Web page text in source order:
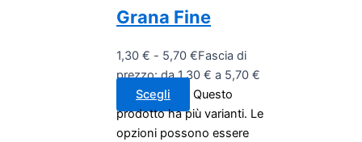
Grana Fine
1,30 € - 5,70 €Fascia di
prezzo: da 1,30 € a 5,70 €
Scegli
Questo
prodotto ha più varianti. Le
opzioni possono essere